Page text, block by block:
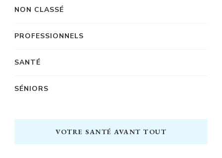
NON CLASSÉ
PROFESSIONNELS
SANTÉ
SÉNIORS
VOTRE SANTÉ AVANT TOUT